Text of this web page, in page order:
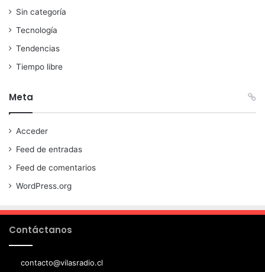
Sin categoría
Tecnología
Tendencias
Tiempo libre
Meta
Acceder
Feed de entradas
Feed de comentarios
WordPress.org
Contáctanos
contacto@vilasradio.cl